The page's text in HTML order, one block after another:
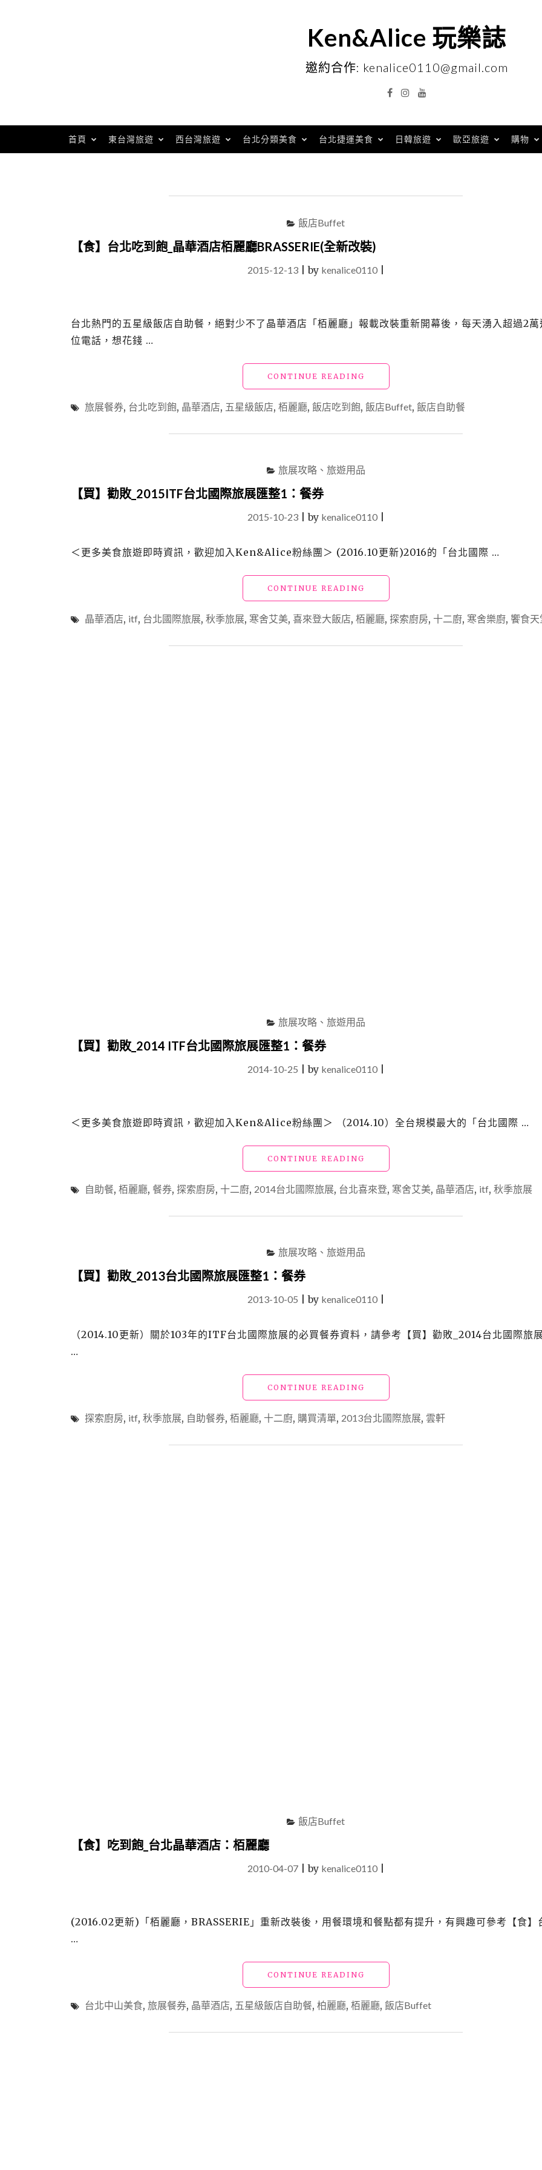
Ken&Alice 玩樂誌
邀約合作: kenalice0110@gmail.com
FacebookInstagramYouTube
首頁 東台灣旅遊 西台灣旅遊 台北分類美食 台北捷運美食 日韓旅遊 歐亞旅遊 購物
飯店Buffet
【食】台北吃到飽_晶華酒店栢麗廳BRASSERIE(全新改裝)
2015-12-13|by kenalice0110|
台北熱門的五星級飯店自助餐，絕對少不了晶華酒店「栢麗廳」報載改裝重新開幕後，每天湧入超過2萬
位電話，想花錢 …
CONTINUE READING
台
北
吃
華
栢
BRASSERIE(全
旅展餐券, 台北吃到飽, 晶華酒店, 五星級飯店, 栢麗廳, 飯店吃到飽, 飯店Buffet, 飯店自助餐
旅展攻略、旅遊用品
【買】勸敗_2015ITF台北國際旅展匯整1：餐券
2015-10-23|by kenalice0110|
＜更多美食旅遊即時資訊，歡迎加入Ken&Alice粉絲團＞ (2016.10更新)2016的「台北國際 …
CONTINUE READING
勸
敗
_2015ITF
晶華酒店, itf, 台北國際旅展, 秋季旅展, 寒舍艾美, 喜來登大飯店, 栢麗廳, 探索廚房, 十二廚, 寒舍樂廚, 饗食天
旅展攻略、旅遊用品
【買】勸敗_2014 ITF台北國際旅展匯整1：餐券
2014-10-25 |by kenalice0110|
＜更多美食旅遊即時資訊，歡迎加入Ken&Alice粉絲團＞ （2014.10）全台規模最大的「台北國際 …
CONTINUE READING
勸
敗
_2014
際
匯
餐
自助餐, 栢麗廳, 餐券, 探索廚房, 十二廚, 2014台北國際旅展, 台北喜來登, 寒舍艾美, 晶華酒店, itf, 秋季旅展
旅展攻略、旅遊用品
【買】勸敗_2013台北國際旅展匯整1：餐券
2013-10-05 |by kenalice0110|
（2014.10更新）關於103年的ITF台北國際旅展的必買餐券資料，請參考【買】勸敗_2014台北國際旅
…
CONTINUE READING
勸
敗
_2013
探索廚房, itf, 秋季旅展, 自助餐券, 栢麗廳, 十二廚, 購買清單, 2013台北國際旅展, 雲軒
飯店Buffet
【食】吃到飽_台北晶華酒店：栢麗廳
2010-04-07|by kenalice0110|
(2016.02更新)「栢麗廳，BRASSERIE」重新改裝後，用餐環境和餐點都有提升，有興趣可參考【食】
…
CONTINUE READING
吃
到
飽
台北中山美食, 旅展餐券, 晶華酒店, 五星級飯店自助餐, 柏麗廳, 栢麗廳, 飯店Buffet